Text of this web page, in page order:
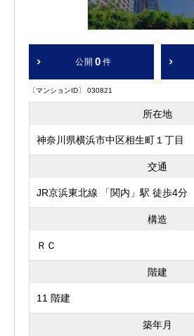
公開 0 件
〔マンションID〕 030821
所在地
神奈川県横浜市中区相生町１丁目
交通
JR京浜東北線 「関内」駅 徒歩4分
構造
ＲＣ
階建
11 階建
築年月